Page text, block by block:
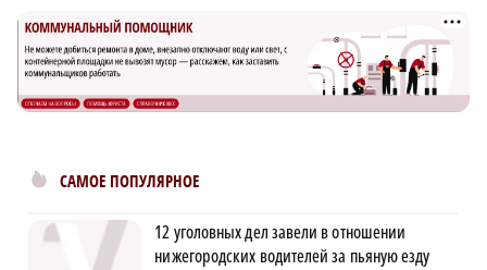
САМОЕ ПОПУЛЯРНОЕ
12 уголовных дел завели в отношении
нижегородских водителей за пьяную езду